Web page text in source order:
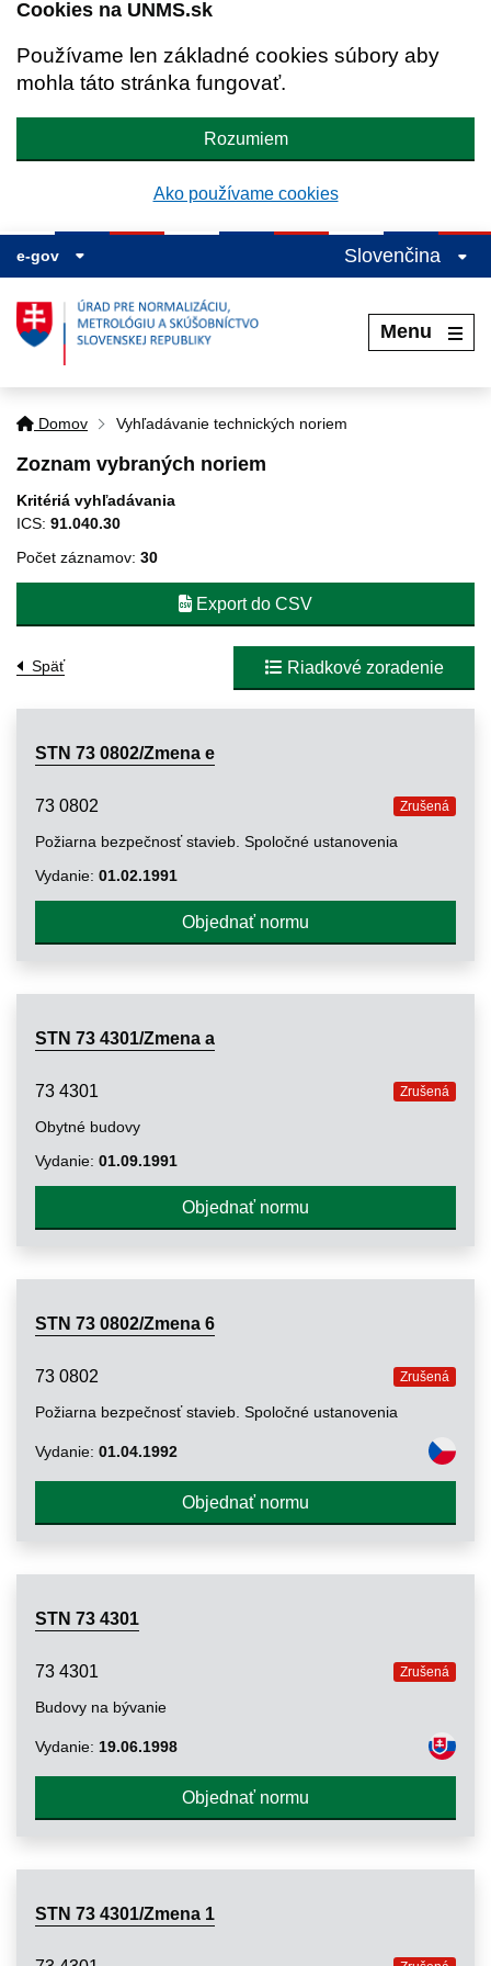
Cookies na UNMS.sk
Používame len základné cookies súbory aby
mohla táto stránka fungovať.
Rozumiem
Ako používame cookies
e-gov Slovenčina
Menu
Domov Vyhľadávanie technických noriem
Zoznam vybraných noriem
Kritériá vyhľadávania
ICS: 91.040.30
Počet záznamov: 30
Export do CSV
Späť Riadkové zoradenie
STN 73 0802/Zmena e
73 0802 Zrušená
Požiarna bezpečnosť stavieb. Spoločné ustanovenia
Vydanie: 01.02.1991
Objednať normu
STN 73 4301/Zmena a
73 4301 Zrušená
Obytné budovy
Vydanie: 01.09.1991
Objednať normu
STN 73 0802/Zmena 6
73 0802 Zrušená
Požiarna bezpečnosť stavieb. Spoločné ustanovenia
Vydanie: 01.04.1992
Objednať normu
STN 73 4301
73 4301 Zrušená
Budovy na bývanie
Vydanie: 19.06.1998
Objednať normu
STN 73 4301/Zmena 1